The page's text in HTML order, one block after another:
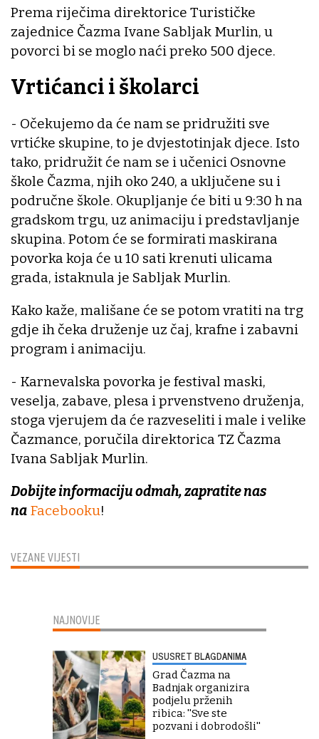
VEZANE VIJESTI
Prema riječima direktorice Turističke
zajednice Čazma Ivane Sabljak Murlin, u
povorci bi se moglo naći preko 500 djece.
Vrtićanci i školarci
- Očekujemo da će nam se pridružiti sve
vrtićke skupine, to je dvjestotinjak djece. Isto
tako, pridružit će nam se i učenici Osnovne
škole Čazma, njih oko 240, a uključene su i
područne škole. Okupljanje će biti u 9:30 h na
gradskom trgu, uz animaciju i predstavljanje
skupina. Potom će se formirati maskirana
povorka koja će u 10 sati krenuti ulicama
grada, istaknula je Sabljak Murlin.
Kako kaže, mališane će se potom vratiti na trg
gdje ih čeka druženje uz čaj, krafne i zabavni
program i animaciju.
- Karnevalska povorka je festival maski,
veselja, zabave, plesa i prvenstveno druženja,
stoga vjerujem da će razveseliti i male i velike
Čazmance, poručila direktorica TZ Čazma
Ivana Sabljak Murlin.
Dobijte informaciju odmah, zapratite nas
na Facebooku!
NAJNOVIJE
USUSRET BLAGDANIMA
Grad Čazma na
Badnjak organizira
podjelu prženih
ribica: ''Sve ste
pozvani i dobrodošli''